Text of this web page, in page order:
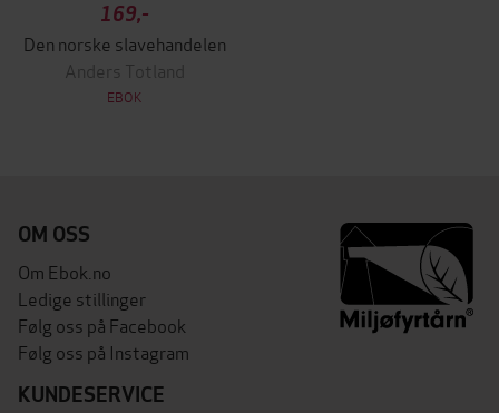
169,-
Den norske slavehandelen
Anders Totland
EBOK
OM OSS
Om Ebok.no
Ledige stillinger
Følg oss på Facebook
Følg oss på Instagram
KUNDESERVICE